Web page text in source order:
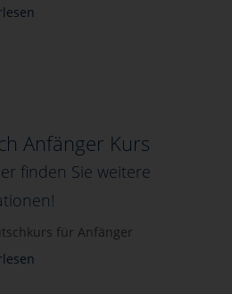
Anfänger Kurs
finden Sie weitere
für Anfänger